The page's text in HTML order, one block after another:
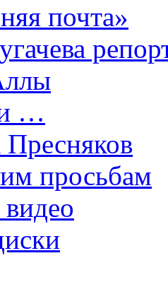
почта»
…
просьбам